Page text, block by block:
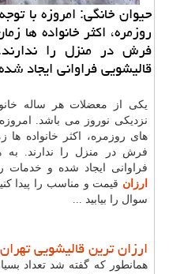
حیوان خانگی: امروزه با
روزمره، اكثر خانواده ها
فرش در منزل را
قالیشویی فراوانی ایجاد
یکی از معضلات هر ساله
نزدیکی نوروز می باشد.
های روزمره، اکثر خانواده
فرش در منزل را ندارند. به
فراوانی ایجاد شده و خدمات
ارزان قیمت و مناسب را پیدا
سوال را بیابید ...
ارزان ترین قالیشویی تهران
همانطور که گفته شد تعداد